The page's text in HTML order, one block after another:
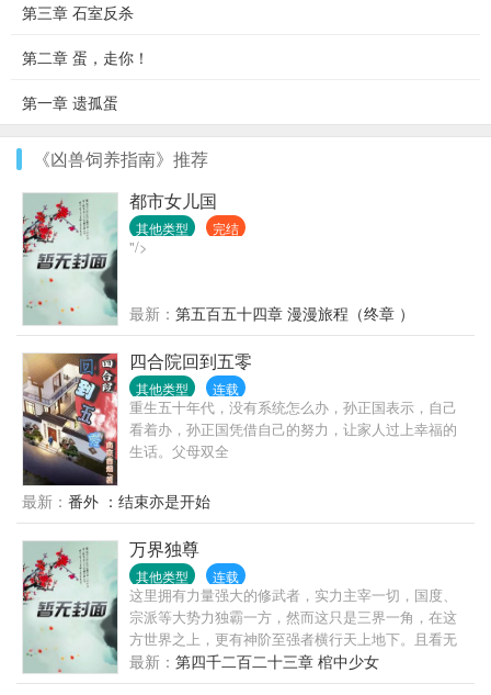
第三章 石室反杀
第二章 蛋，走你！
第一章 遗孤蛋
《凶兽饲养指南》推荐
都市女儿国
其他类型 完结
"/>
最新： 第五百五十四章 漫漫旅程（终章 ）
四合院回到五零
其他类型 连载
重生五十年代，没有系统怎么办，孙正国表示，自己
看着办，孙正国凭借自己的努力，让家人过上幸福的
生话。父母双全
最新： 番外 ：结束亦是开始
万界独尊
其他类型 连载
这里拥有力量强大的修武者，实力主宰一切，国度、
宗派等大势力独霸一方，然而这只是三界一角，在这
方世界之上，更有神阶至强者横行天上地下。且看无
法觉醒武脉的废物叶枫，融合诸天武法，一路崛起，
上天入地，万界独尊！
最新： 第四千二百二十三章 棺中少女